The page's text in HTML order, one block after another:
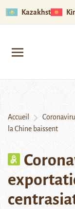
Kazakhstan
Accueil
la Chine baissent